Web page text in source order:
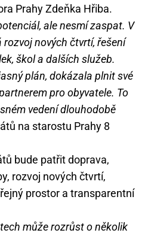
Prahy Zdeňka Hřiba.
ale nesmí zaspat. V
nových čtvrtí, řešení
škol a dalších služeb.
plán, dokázala plnit své
pro obyvatele. To
vedení dlouhodobě
na starostu Prahy 8
bude patřit doprava,
rozvoj nových čtvrtí,
prostor a transparentní
může rozrůst o několik